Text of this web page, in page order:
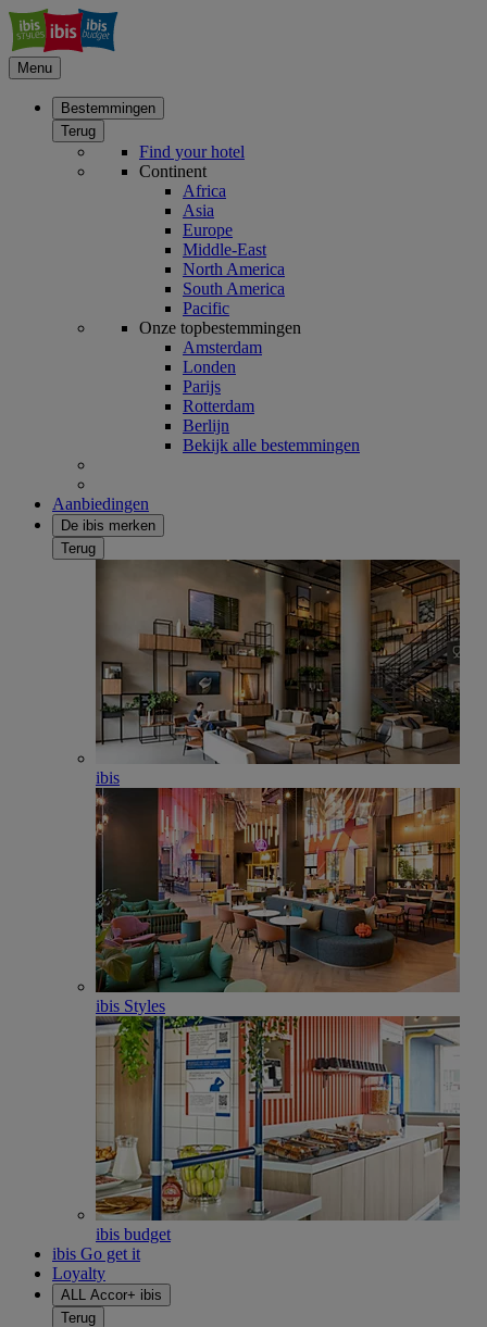
Menu
Bestemmingen
Terug
Find your hotel
Continent
Africa
Asia
Europe
Middle-East
North America
South America
Pacific
Onze topbestemmingen
Amsterdam
Londen
Parijs
Rotterdam
Berlijn
Bekijk alle bestemmingen
Aanbiedingen
De ibis merken
Terug
ibis
ibis Styles
ibis budget
ibis Go get it
Loyalty
ALL Accor+ ibis
Terug